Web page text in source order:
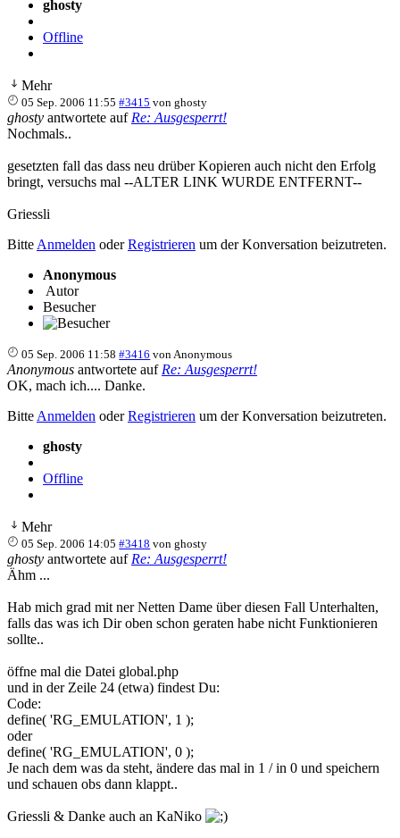
ghosty
Offline
Mehr
05 Sep. 2006 11:55 #3415 vonghosty
ghosty antwortete auf Re: Ausgesperrt!
Nochmals..
gesetzten fall das dass neu drüber Kopieren auch nicht den Erfolg
bringt, versuchs mal --ALTER LINK WURDE ENTFERNT--
Griessli
Bitte Anmelden oderRegistrieren um der Konversation beizutreten.
Anonymous
Autor
Besucher
05 Sep. 2006 11:58 #3416 von Anonymous
Anonymous antwortete auf Re: Ausgesperrt!
OK, mach ich.... Danke.
Bitte Anmelden oderRegistrieren um der Konversation beizutreten.
ghosty
Offline
Mehr
05 Sep. 2006 14:05 #3418 vonghosty
ghosty antwortete auf Re: Ausgesperrt!
Ähm ...
Hab mich grad mit ner Netten Dame über diesen Fall Unterhalten,
falls das was ich Dir oben schon geraten habe nicht Funktionieren
sollte..
öffne mal die Datei global.php
und in der Zeile 24 (etwa) findest Du:
Code:
define( 'RG_EMULATION', 1 );
oder
define( 'RG_EMULATION', 0 );
Je nach dem was da steht, ändere das mal in 1 / in 0 und speichern
und schauen obs dann klappt..
Griessli & Danke auch an KaNiko